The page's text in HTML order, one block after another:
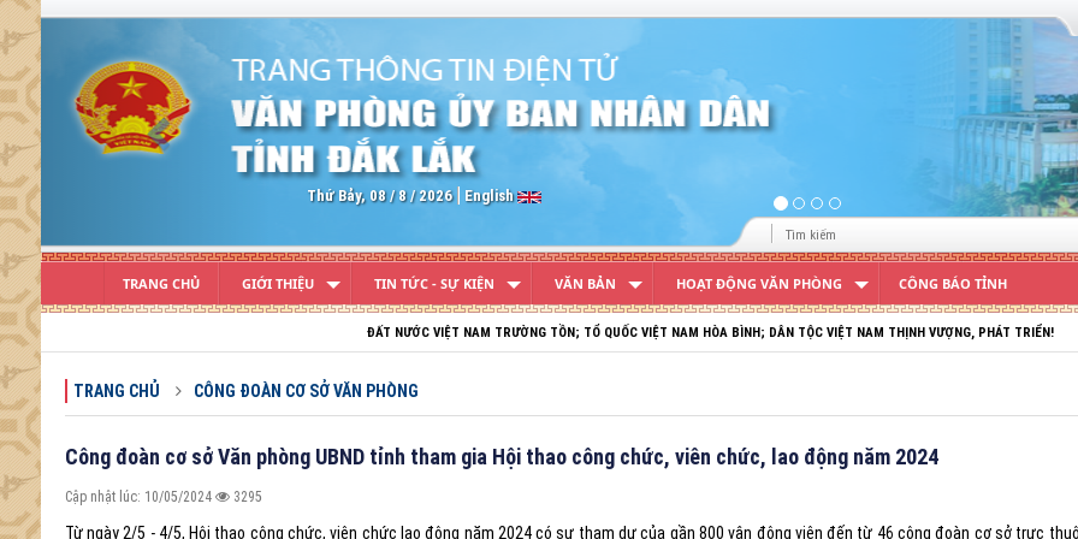
Previous
Thứ Bảy, 08 / 8 / 2026 English
TRANG CHỦ GIỚI THIỆU TIN TỨC - SỰ KIỆN VĂN BẢN HOẠT ĐỘNG VĂN PHÒNG CÔNG BÁO TỈNH
ĐẤT NƯỚC VIỆT NAM TRƯỜNG TỒN; TỔ QUỐC VIỆT NAM HÒA BÌNH; DÂN TỘC VIỆT NAM THỊNH VƯỢNG, PHÁT TRIỂN!
TRANG CHỦ CÔNG ĐOÀN CƠ SỞ VĂN PHÒNG
Công đoàn cơ sở Văn phòng UBND tỉnh tham gia Hội thao công chức, viên chức, lao động năm 2024
Cập nhật lúc: 10/05/2024 3295
Từ ngày 2/5 - 4/5, Hội thao công chức, viên chức lao động năm 2024 có sự tham dự của gần 800 vận động viên đến từ 46 công đoàn cơ sở trực